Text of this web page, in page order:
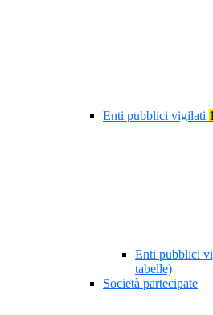
Enti pubblici vigilati 1
Enti pubblici
tabelle)
Società partecipate